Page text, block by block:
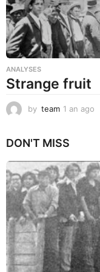
ANALYSES
Strange fruit
by team 1 an ago
o
DON'T MISS